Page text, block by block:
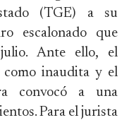
(TGE) a su
escalonado que
Ante ello, el
como inaudita y el
convocó a una
Para el jurista